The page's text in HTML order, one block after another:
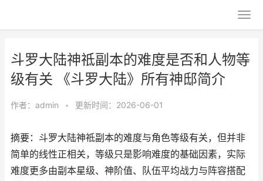
斗罗大陆神祗副本的难度是否和人物等
级有关 《斗罗大陆》所有神邸简介
作者： admin • 更新时间：2026-06-01
摘要：斗罗大陆神祗副本的难度与角色等级有关，但并非
简单的线性正相关，等级只是影响难度的基础因素，实际
难度更多由副本星级、神阶值、队伍平均战力与阵容搭配